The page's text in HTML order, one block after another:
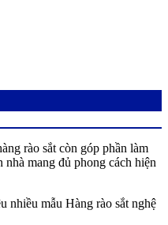
rào sắt còn góp phần làm
nhà mang đủ phong cách hiện
nhiều mẫu Hàng rào sắt nghệ